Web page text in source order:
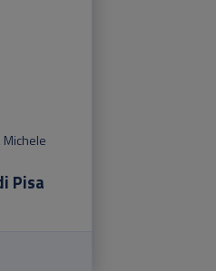
Michele
Pisa